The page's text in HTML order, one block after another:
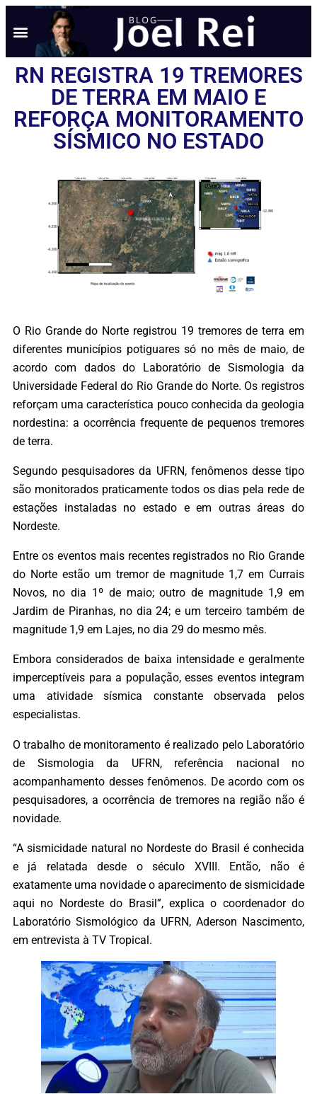
RN REGISTRA 19 TREMORES
DE TERRA EM MAIO E
REFORÇA MONITORAMENTO
SÍSMICO NO ESTADO
O Rio Grande do Norte registrou 19 tremores de terra em
diferentes municípios potiguares só no mês de maio, de
acordo com dados do Laboratório de Sismologia da
Universidade Federal do Rio Grande do Norte. Os registros
reforçam uma característica pouco conhecida da geologia
nordestina: a ocorrência frequente de pequenos tremores
de terra.
Segundo pesquisadores da UFRN, fenômenos desse tipo
são monitorados praticamente todos os dias pela rede de
estações instaladas no estado e em outras áreas do
Nordeste.
Entre os eventos mais recentes registrados no Rio Grande
do Norte estão um tremor de magnitude 1,7 em Currais
Novos, no dia 1º de maio; outro de magnitude 1,9 em
Jardim de Piranhas, no dia 24; e um terceiro também de
magnitude 1,9 em Lajes, no dia 29 do mesmo mês.
Embora considerados de baixa intensidade e geralmente
imperceptíveis para a população, esses eventos integram
uma atividade sísmica constante observada pelos
especialistas.
O trabalho de monitoramento é realizado pelo Laboratório
de Sismologia da UFRN, referência nacional no
acompanhamento desses fenômenos. De acordo com os
pesquisadores, a ocorrência de tremores na região não é
novidade.
“A sismicidade natural no Nordeste do Brasil é conhecida
e já relatada desde o século XVIII. Então, não é
exatamente uma novidade o aparecimento de sismicidade
aqui no Nordeste do Brasil”, explica o coordenador do
Laboratório Sismológico da UFRN, Aderson Nascimento,
em entrevista à TV Tropical.